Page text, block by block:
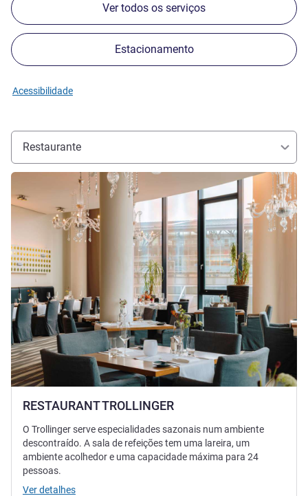
Ver todos os serviços
Estacionamento
Acessibilidade
Restaurante
RESTAURANT TROLLINGER
Ver detalhes
O Trollinger serve especialidades sazonais num ambiente
descontraído. A sala de refeições tem uma lareira, um
ambiente acolhedor e uma capacidade máxima para 24
pessoas.
Ver detalhes